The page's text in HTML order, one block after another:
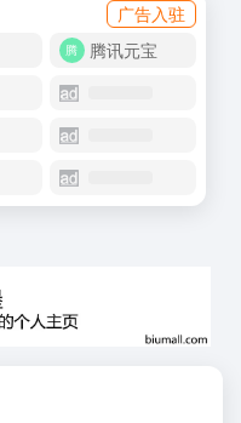
广告入驻
腾讯元宝